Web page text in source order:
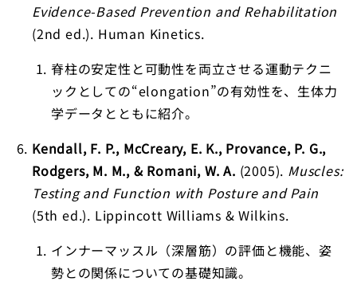
Evidence-Based Prevention and Rehabilitation
(2nd ed.). Human Kinetics.
脊柱の安定性と可動性を両立させる運動テクニ
ックとしての“elongation”の有効性を、生体力
学データとともに紹介。
Kendall, F. P., McCreary, E. K., Provance, P. G.,
Rodgers, M. M., & Romani, W. A. (2005). Muscles:
Testing and Function with Posture and Pain
(5th ed.). Lippincott Williams & Wilkins.
インナーマッスル（深層筋）の評価と機能、姿
勢との関係についての基礎知識。